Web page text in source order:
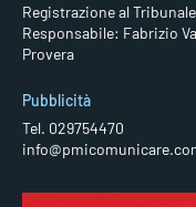
Registrazione al
Responsabile: Fabrizio
Provera
Pubblicità
Tel. 029754470